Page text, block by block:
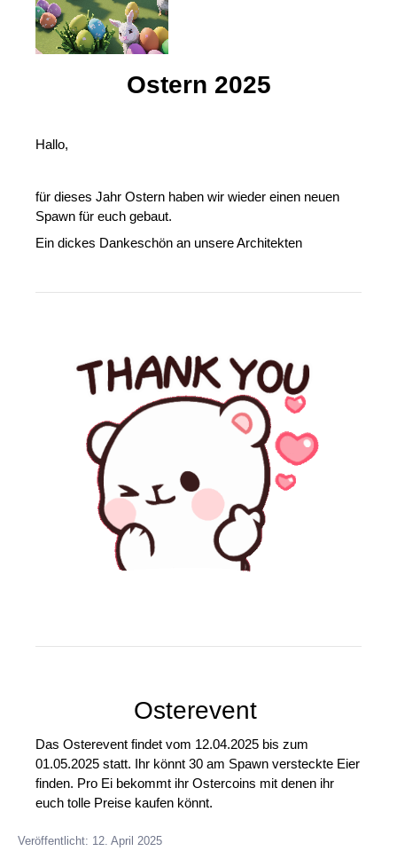
Ostern 2025
Hallo,
für dieses Jahr Ostern haben wir wieder einen neuen
Spawn für euch gebaut.
Ein dickes Dankeschön an unsere Architekten
Osterevent
Das Osterevent findet vom 12.04.2025 bis zum
01.05.2025 statt. Ihr könnt 30 am Spawn versteckte Eier
finden. Pro Ei bekommt ihr Ostercoins mit denen ihr
euch tolle Preise kaufen könnt.
Veröffentlicht: 12. April 2025